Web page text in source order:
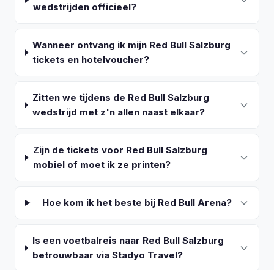
wedstrijden officieel?
Wanneer ontvang ik mijn Red Bull Salzburg
tickets en hotelvoucher?
Zitten we tijdens de Red Bull Salzburg
wedstrijd met z'n allen naast elkaar?
Zijn de tickets voor Red Bull Salzburg
mobiel of moet ik ze printen?
Hoe kom ik het beste bij Red Bull Arena?
Is een voetbalreis naar Red Bull Salzburg
betrouwbaar via Stadyo Travel?